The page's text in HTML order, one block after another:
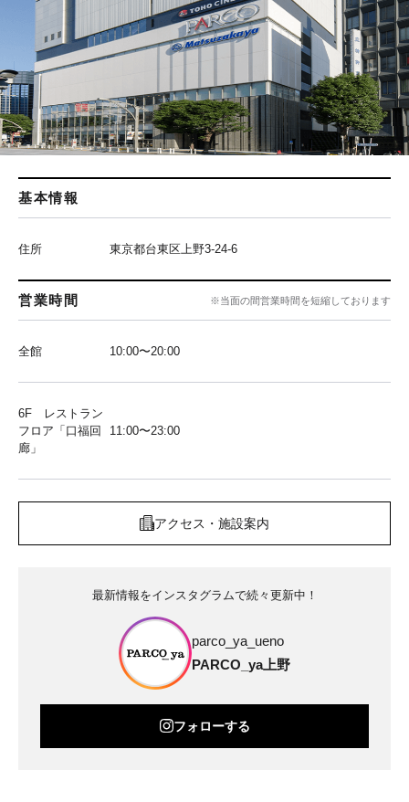
基本情報
住所 東京都台東区上野3-24-6
営業時間 ※当面の間営業時間を短縮しております
全館 10:00〜20:00
6F レストラン
フロア「口福回
廊」
11:00〜23:00
アクセス・施設案内
最新情報をインスタグラムで続々更新中！
parco_ya_ueno
PARCO_ya上野
フォローする